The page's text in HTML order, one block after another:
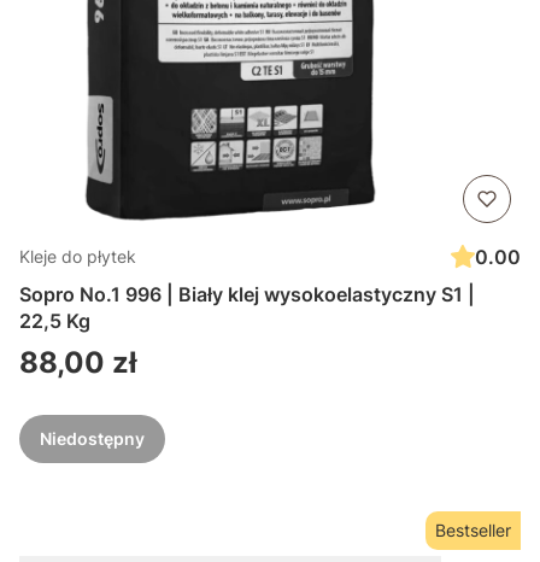
Kleje do płytek
0.00
Sopro No.1 996 | Biały klej wysokoelastyczny S1 |
22,5 Kg
Cena
88,00 zł
Niedostępny
Bestseller